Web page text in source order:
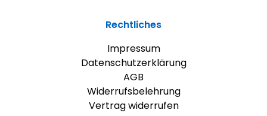
Rechtliches
Impressum
Datenschutzerklärung
AGB
Widerrufsbelehrung
Vertrag widerrufen